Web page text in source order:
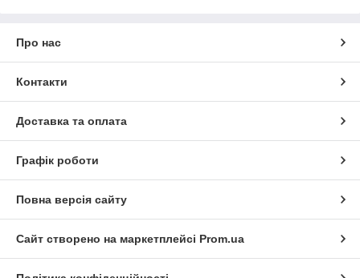
Про нас
Контакти
Доставка та оплата
Графік роботи
Повна версія сайту
Сайт створено на маркетплейсі Prom.ua